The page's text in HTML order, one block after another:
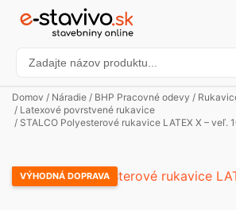
Domov / Náradie / BHP Pracovné odevy /
/ Latexové povrstvené rukavice
/ STALCO Polyesterové rukavice LATEX X – veľ.
VÝHODNÁ DOPRAVA